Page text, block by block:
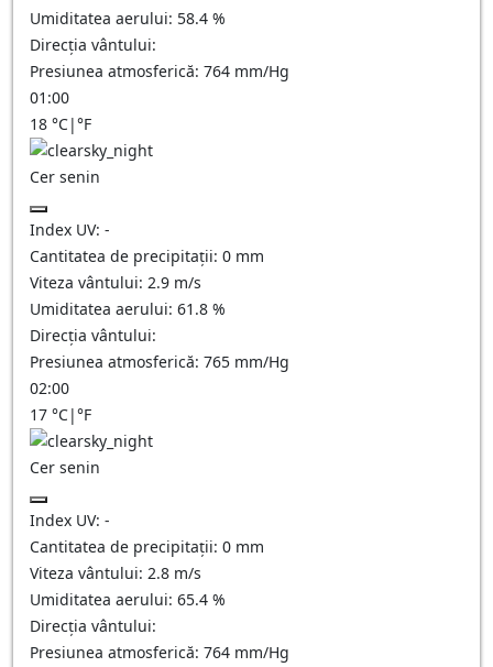
Umiditatea aerului: 58.4 %
Direcția vântului:
Presiunea atmosferică: 764 mm/Hg
01:00
18 °C|°F
Cer senin
Index UV: -
Cantitatea de precipitații: 0 mm
Viteza vântului: 2.9 m/s
Umiditatea aerului: 61.8 %
Direcția vântului:
Presiunea atmosferică: 765 mm/Hg
02:00
17 °C|°F
Cer senin
Index UV: -
Cantitatea de precipitații: 0 mm
Viteza vântului: 2.8 m/s
Umiditatea aerului: 65.4 %
Direcția vântului:
Presiunea atmosferică: 764 mm/Hg